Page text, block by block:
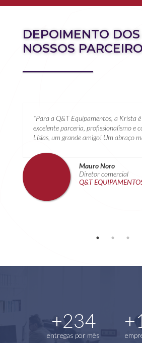
DEPOIMENTO DOS
NOSSOS
"Para a Q&T Equipamentos, a Krista
excelente parceria, profissionalismo e
Lísias, um grande amigo! Um abraço
Mauro Noro
Diretor comercial
Q&T
+234
entregas por mês